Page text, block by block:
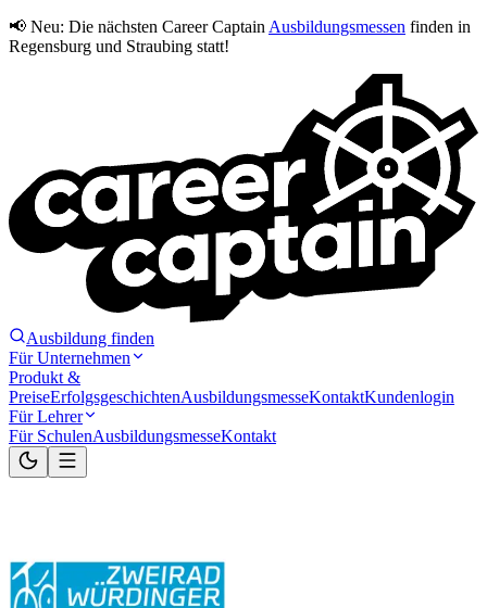
📢 Neu: Die nächsten Career Captain Ausbildungsmessen finden in
Regensburg und Straubing statt!
Ausbildung finden
Für Unternehmen
Produkt &
PreiseErfolgsgeschichtenAusbildungsmesseKontaktKundenlogin
Für Lehrer
Für SchulenAusbildungsmesseKontakt